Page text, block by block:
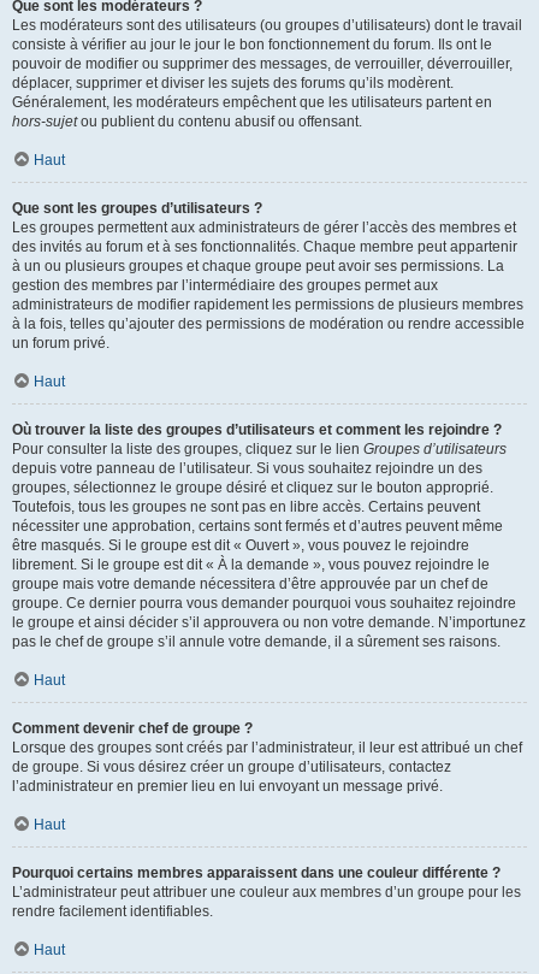
Que sont les modérateurs ?
Les modérateurs sont des utilisateurs (ou groupes d’utilisateurs) dont le travail
consiste à vérifier au jour le jour le bon fonctionnement du forum. Ils ont le
pouvoir de modifier ou supprimer des messages, de verrouiller, déverrouiller,
déplacer, supprimer et diviser les sujets des forums qu’ils modèrent.
Généralement, les modérateurs empêchent que les utilisateurs partent en
hors-sujetou publient du contenu abusif ou offensant.
Haut
Que sont les groupes d’utilisateurs ?
Les groupes permettent aux administrateurs de gérer l’accès des membres et
des invités au forum et à ses fonctionnalités. Chaque membre peut appartenir
à un ou plusieurs groupes et chaque groupe peut avoir ses permissions. La
gestion des membres par l’intermédiaire des groupes permet aux
administrateurs de modifier rapidement les permissions de plusieurs membres
à la fois, telles qu’ajouter des permissions de modération ou rendre accessible
un forum privé.
Haut
Où trouver la liste des groupes d’utilisateurs et comment les rejoindre ?
Pour consulter la liste des groupes, cliquez sur le lien Groupes d’utilisateurs
depuis votre panneau de l’utilisateur. Si vous souhaitez rejoindre un des
groupes, sélectionnez le groupe désiré et cliquez sur le bouton approprié.
Toutefois, tous les groupes ne sont pas en libre accès. Certains peuvent
nécessiter une approbation, certains sont fermés et d’autres peuvent même
être masqués. Si le groupe est dit « Ouvert », vous pouvez le rejoindre
librement. Si le groupe est dit « À la demande », vous pouvez rejoindre le
groupe mais votre demande nécessitera d’être approuvée par un chef de
groupe. Ce dernier pourra vous demander pourquoi vous souhaitez rejoindre
le groupe et ainsi décider s’il approuvera ou non votre demande. N’importunez
pas le chef de groupe s’il annule votre demande, il a sûrement ses raisons.
Haut
Comment devenir chef de groupe ?
Lorsque des groupes sont créés par l’administrateur, il leur est attribué un chef
de groupe. Si vous désirez créer un groupe d’utilisateurs, contactez
l’administrateur en premier lieu en lui envoyant un message privé.
Haut
Pourquoi certains membres apparaissent dans une couleur différente ?
L’administrateur peut attribuer une couleur aux membres d’un groupe pour les
rendre facilement identifiables.
Haut